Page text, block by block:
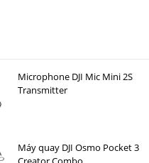
Microphone DJI Mic Mini 2S
Transmitter
Máy quay DJI Osmo Pocket 3